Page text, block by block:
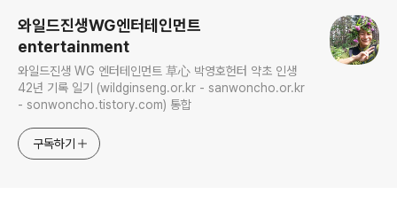
와일드진생WG엔터테인먼트
entertainment
와일드진생 WG 엔터테인먼트 草心 박영호헌터 약초 인생
42년 기록 일기 (wildginseng.or.kr - sanwoncho.or.kr
- sonwoncho.tistory.com) 통합
구독하기